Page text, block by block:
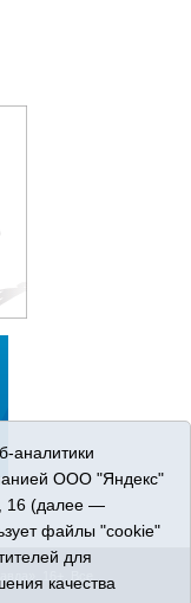
16+. Все
аналитики
ООО "Яндекс"
16 (далее —
файлы "cookie"
для
качества